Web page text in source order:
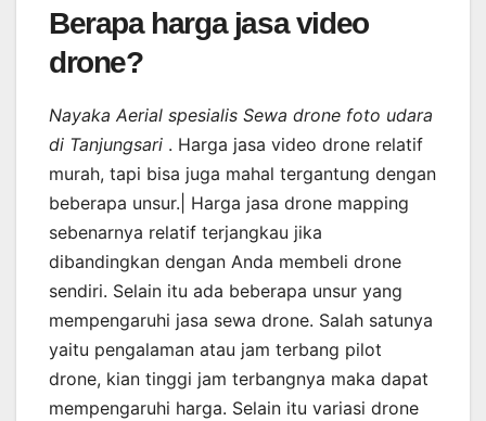
Berapa harga jasa video
drone?
Nayaka Aerial spesialis Sewa drone foto udara
di Tanjungsari . Harga jasa video drone relatif
murah, tapi bisa juga mahal tergantung dengan
beberapa unsur.| Harga jasa drone mapping
sebenarnya relatif terjangkau jika
dibandingkan dengan Anda membeli drone
sendiri. Selain itu ada beberapa unsur yang
mempengaruhi jasa sewa drone. Salah satunya
yaitu pengalaman atau jam terbang pilot
drone, kian tinggi jam terbangnya maka dapat
mempengaruhi harga. Selain itu variasi drone